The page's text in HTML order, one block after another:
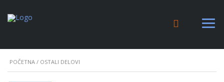
POČETNA / OSTALI DELOVI